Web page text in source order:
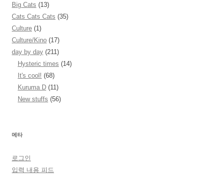
Big Cats (13)
Cats Cats Cats (35)
Culture (1)
Culture/Kino (17)
day by day (211)
Hysteric times (14)
It's cool! (68)
Kuruma D (11)
New stuffs (56)
메타
로그인
입력 내용 피드